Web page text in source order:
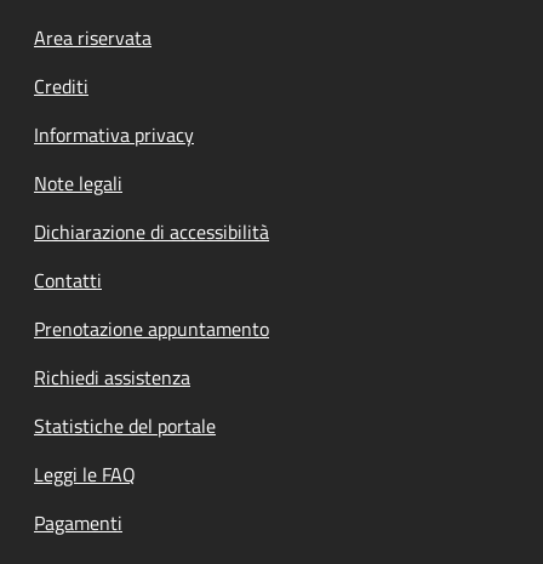
Footer menu
Area riservata
Crediti
Informativa privacy
Note legali
Dichiarazione di accessibilità
Contatti
Prenotazione appuntamento
Richiedi assistenza
Statistiche del portale
Leggi le FAQ
Pagamenti